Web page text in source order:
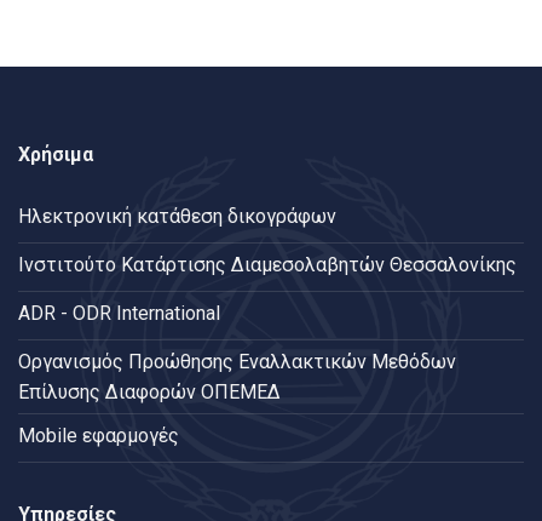
Χρήσιμα
Ηλεκτρονική κατάθεση δικογράφων
Ινστιτούτο Κατάρτισης Διαμεσολαβητών Θεσσαλονίκης
ADR - ODR International
Oργανισμός Προώθησης Εναλλακτικών Μεθόδων
Επίλυσης Διαφορών ΟΠΕΜΕΔ
Mobile εφαρμογές
Υπηρεσίες